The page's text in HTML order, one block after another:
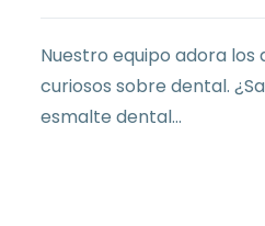
Nuestro equipo adora los
curiosos sobre dental.
esmalte dental...